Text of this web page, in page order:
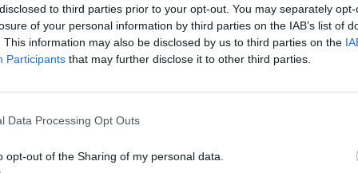
to third parties prior to your opt-out. You may separately
of your personal information by third parties on the IAB’s list of
This information may also be disclosed by us to third parties on the
Participants that may further disclose it to other third parties.
Data Processing Opt Outs
opt-out of the Sharing of my personal data.
soci i director, vinculat aAcurioInternational
proposta única, no cal desplaçar-se a
bon marisc o peix salvatge a la brasa”.